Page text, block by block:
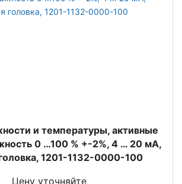
и температуры, активные
0 …100 % +-2%, 4 … 20 мA,
1201-1132-0000-100
Цену уточняйте